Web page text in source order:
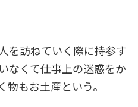
を訪ねていく際に持参す
なくて仕事上の迷惑をか
もお土産という。